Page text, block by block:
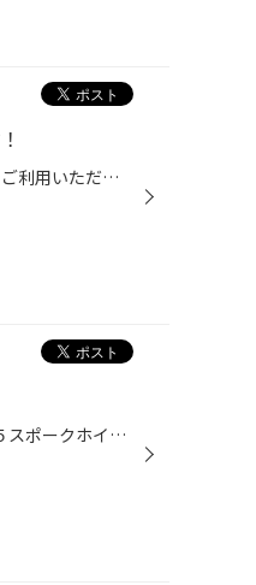
こんばんは、タイヤ館手稲のきつやまです(*'▽') いつもタイヤ館手稲をご利用いただき誠にありがとうございます！ オイル交換などでご来店されるお客様の中で、年数がかなり経ってしまっている車や溝が全然ないお客様もちらほら見かけます。 タイヤをいつ買ったか覚えていない、車変えてからずっと変...
GNOSISからプレミアムカーに相応しい、エレガントでスポーティーな５スポークホイールが新登場。 シンプルながら存在感あふれるデザインで、重厚さと迫力を持たせることに重きを置いています。 コンケイブデザインで、太すぎず細すぎない絶妙なバランスを実現した５スポーク。 スポーク側面のライン...